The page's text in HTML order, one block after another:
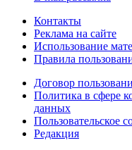
Контакты
Реклама на сайте
Использование
Правила
Договор
Политика в сфере
данных
Пользовательское
Редакция